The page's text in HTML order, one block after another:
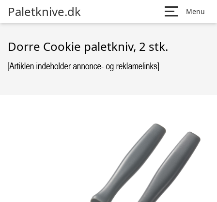
Paletknive.dk Menu
Dorre Cookie paletkniv, 2 stk.